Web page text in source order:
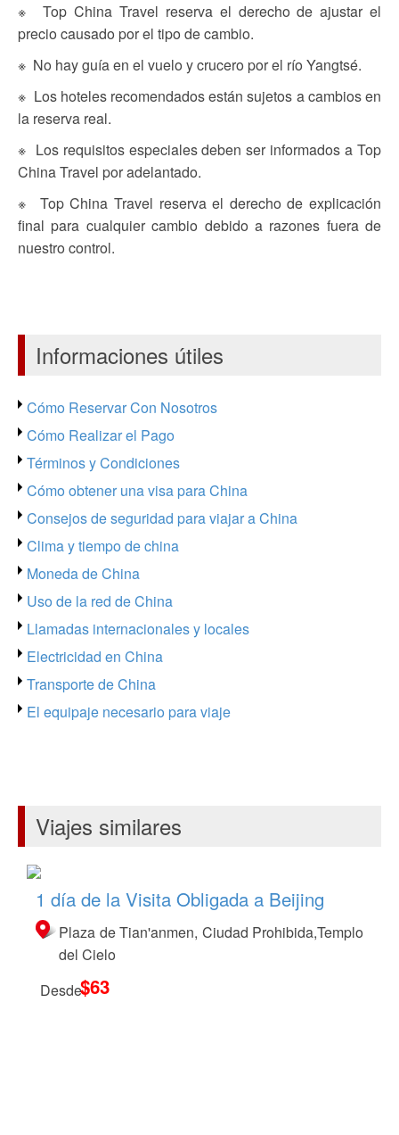
※ Top China Travel reserva el derecho de ajustar el
precio causado por el tipo de cambio.
※ No hay guía en el vuelo y crucero por el río Yangtsé.
※ Los hoteles recomendados están sujetos a cambios en
la reserva real.
※ Los requisitos especiales deben ser informados a Top
China Travel por adelantado.
※ Top China Travel reserva el derecho de explicación
final para cualquier cambio debido a razones fuera de
nuestro control.
Informaciones útiles
Cómo Reservar Con Nosotros
Cómo Realizar el Pago
Términos y Condiciones
Cómo obtener una visa para China
Consejos de seguridad para viajar a China
Clima y tiempo de china
Moneda de China
Uso de la red de China
Llamadas internacionales y locales
Electricidad en China
Transporte de China
El equipaje necesario para viaje
Viajes similares
1 día de la Visita Obligada a Beijing
Plaza de Tian'anmen, Ciudad Prohibida,Templo
del Cielo
Desde$63